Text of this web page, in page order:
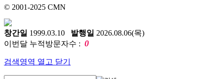
© 2001-2025 CMN
창간일 1999.03.10 발행일 2026.08.06(목)
이번달 누적방문자수 : 0
검색영역 열고 닫기